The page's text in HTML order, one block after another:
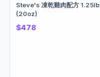
Steve's 凍乾雞肉配方 1.25lb
(20oz)
$478